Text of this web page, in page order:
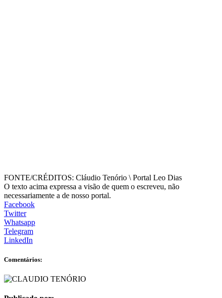
FONTE/CRÉDITOS: Cláudio Tenório \ Portal Leo Dias
O texto acima expressa a visão de quem o escreveu, não
necessariamente a de nosso portal.
Facebook
Twitter
Whatsapp
Telegram
LinkedIn
Comentários: